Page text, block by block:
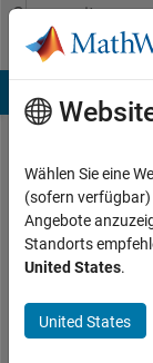
Weiter zum Inhalt
Community
Profile
shao
Last
Monate
vor
Wählen Sie eine
(sofern
Angebote
Standorts
United States.
United States